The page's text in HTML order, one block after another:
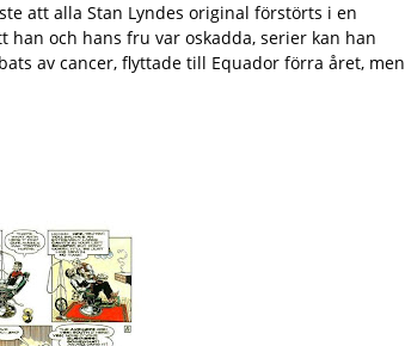
att alla Stan Lyndes original förstörts i en
och hans fru var oskadda, serier kan han
av cancer, flyttade till Equador förra året, men